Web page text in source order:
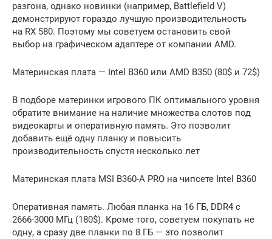
разгона, однако новинки (например, Battlefield V)
демонстрируют гораздо лучшую производительность
на RX 580. Поэтому мы советуем остановить свой
выбор на графическом адаптере от компании AMD.
Материнская плата — Intel B360 или AMD B350 (80$ и 72$)
В подборе материнки игрового ПК оптимального уровня
обратите внимание на наличие множества слотов под
видеокарты и оперативную память. Это позволит
добавить ещё одну планку и повысить
производительность спустя несколько лет
Материнская плата MSI B360-A PRO на чипсете Intel B360
Оперативная память. Любая планка на 16 ГБ, DDR4 с
2666-3000 МГц (180$). Кроме того, советуем покупать не
одну, а сразу две планки по 8 ГБ — это позволит